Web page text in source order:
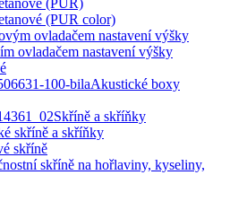
(PUR)
(PUR color)
ovladačem nastavení výšky
ovladačem nastavení výšky
Akustické boxy
Skříně a skříňky
skříně a skříňky
skříně
skříně na hořlaviny, kyseliny,